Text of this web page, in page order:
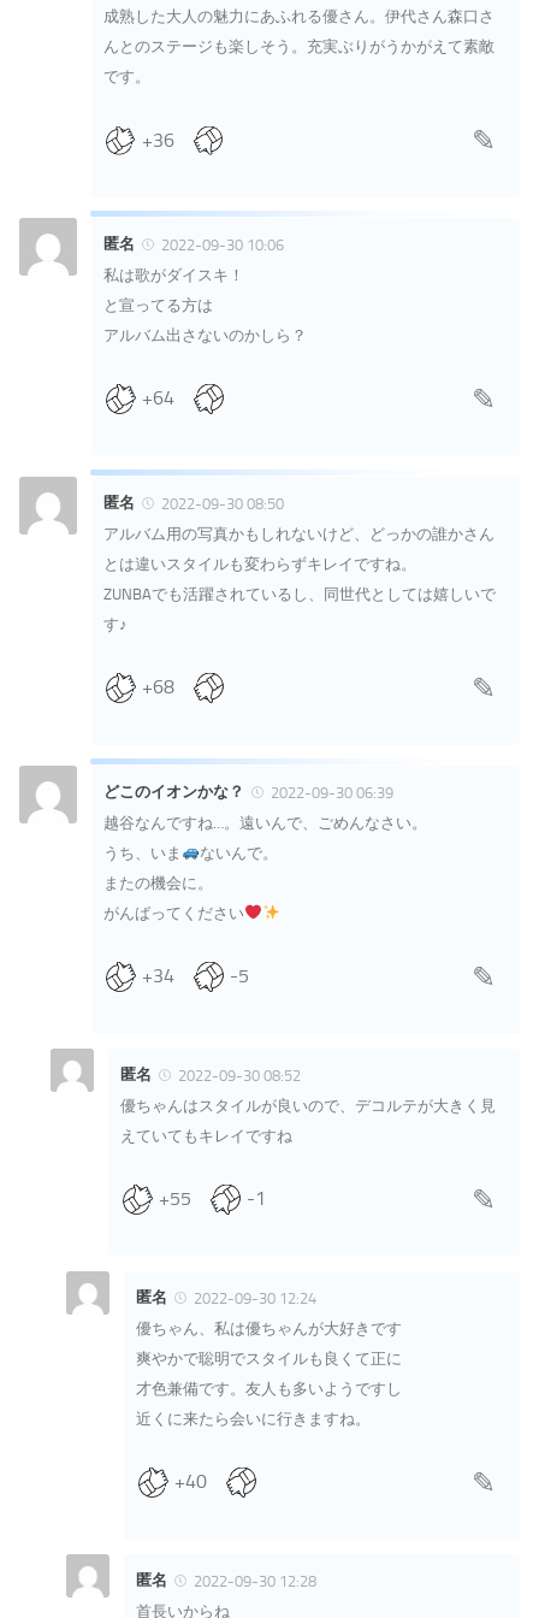
成熟した大人の魅力にあふれる優さん。伊代さん森口さ
んとのステージも楽しそう。充実ぶりがうかがえて素敵
です。
+36
匿名
2022-09-30 10:06
私は歌がダイスキ！
と宣ってる方は
アルバム出さないのかしら？
+64
匿名
2022-09-30 08:50
アルバム用の写真かもしれないけど、どっかの誰かさん
とは違いスタイルも変わらずキレイですね。
ZUNBAでも活躍されているし、同世代としては嬉しいで
す♪
+68
どこのイオンかな？
2022-09-30 06:39
越谷なんですね…。遠いんで、ごめんなさい。
うち、いま
ないんで。
またの機会に。
がんばってください
+34 -5
匿名
2022-09-30 08:52
優ちゃんはスタイルが良いので、デコルテが大きく見
えていてもキレイですね
+55 -1
匿名
2022-09-30 12:24
優ちゃん、私は優ちゃんが大好きです
爽やかで聡明でスタイルも良くて正に
才色兼備です。友人も多いようですし
近くに来たら会いに行きますね。
+40
匿名
2022-09-30 12:28
首長いからね